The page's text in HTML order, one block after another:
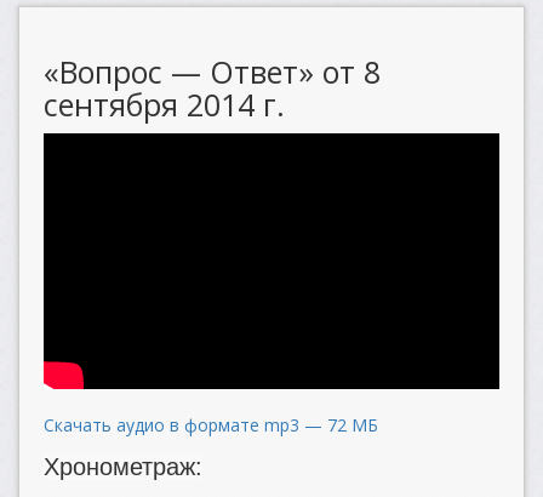
«Вопрос — Ответ» от 8
сентября 2014 г.
Скачать аудио в формате mp3 — 72 МБ
Хронометраж: